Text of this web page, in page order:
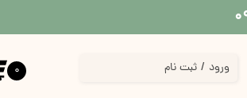
۰ ورود / ثبت نام